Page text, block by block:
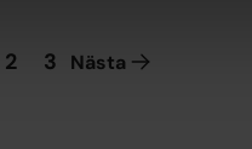
2 3 Nästa